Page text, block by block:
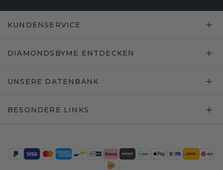
KUNDENSERVICE
DIAMONDSBYME ENTDECKEN
UNSERE DATENBANK
BESONDERE LINKS